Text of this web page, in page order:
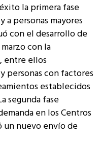
la primera fase
a personas mayores
con el desarrollo de
con la
entre ellos
personas con factores
establecidos
segunda fase
en los Centros
un nuevo envío de